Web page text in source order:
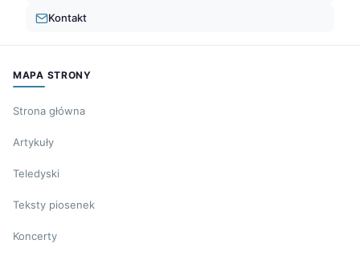
Kontakt
MAPA STRONY
Strona główna
Artykuły
Teledyski
Teksty piosenek
Koncerty